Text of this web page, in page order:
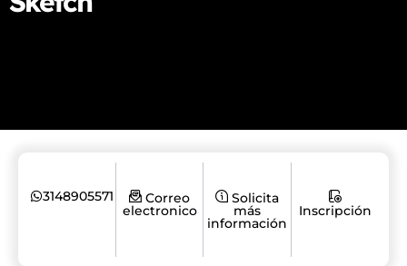
3148905571 Correo
electronico
Solicita
más
información
Inscripción